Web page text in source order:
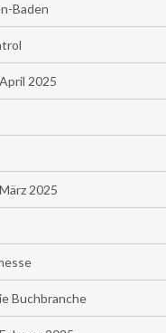
Baden
2025
2025
Buchbranche